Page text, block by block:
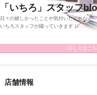
今後も皆さまのお身体の健康を
っかりサポートできるよう努め
まいります。 何卒ご理解・ご協
す。 ご質問などがございました
ら、お気軽にスタッフまでお問
query_builder2026年4月21日
「いちろ」スタッフ
日々の嬉しかったことや気付いたことなど
いちろスタッフが綴っていきます！
詳しくはこ
店舗情報